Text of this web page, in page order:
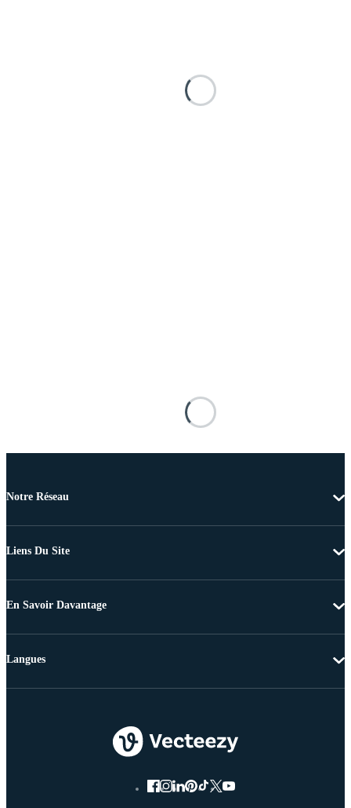
Notre Réseau
Liens Du Site
En Savoir Davantage
Langues